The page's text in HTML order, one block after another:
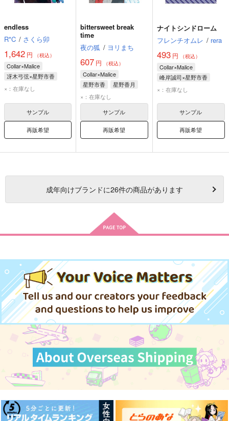
endless
R*C / さくら卯
1,642 円 （税込）
Collar×Malice
冴木弓弦×星野市香
冴木弓弦
×：在庫なし
サンプル
再販希望
bittersweet break
time
夜の狐 / ヨリまち
607 円 （税込）
Collar×Malice
星野市香
星野香月
×：在庫なし
サンプル
再販希望
ナイトシンドローム
フレンチオムレ / rera
493円 （税込）
Collar×Malice
峰岸誠司×星野市香
峰岸誠司
×：在庫なし
サンプル
再販希望
成年向けブランドに26件の商品があります